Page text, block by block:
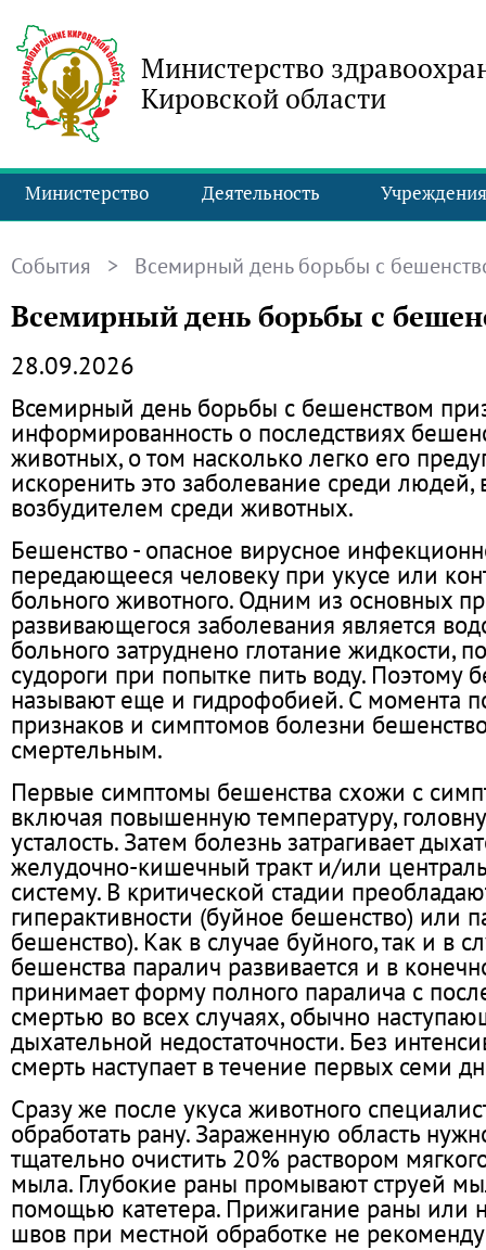
Министерство
Кировской области
Министерство Деятельность Учреждения
События > Всемирный день борьбы с
Всемирный день борьбы с
28.09.2026
Всемирный день борьбы с бешенством
информированность о последствиях
животных, о том насколько легко его
искоренить это заболевание среди людей,
возбудителем среди животных.
Бешенство - опасное вирусное
передающееся человеку при укусе или
больного животного. Одним из основных
развивающегося заболевания является
больного затруднено глотание жидкости,
судороги при попытке пить воду. Поэтому
называют еще и гидрофобией. С момента
признаков и симптомов болезни
смертельным.
Первые симптомы бешенства схожи с
включая повышенную температуру,
усталость. Затем болезнь затрагивает
желудочно-кишечный тракт и/или
систему. В критической стадии
гиперактивности (буйное бешенство) или
бешенство). Как в случае буйного, так и в
бешенства паралич развивается и в
принимает форму полного паралича с
смертью во всех случаях, обычно
дыхательной недостаточности. Без
смерть наступает в течение первых семи
Сразу же после укуса животного
обработать рану. Зараженную область
тщательно очистить 20% раствором
мыла. Глубокие раны промывают струей
помощью катетера. Прижигание раны или
швов при местной обработке не